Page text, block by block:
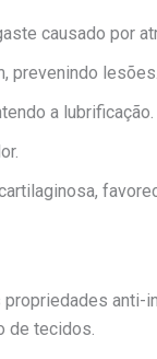
causado por
prevenindo lesões.
a lubrificação.
de tecidos.